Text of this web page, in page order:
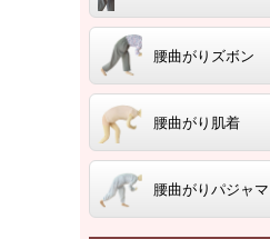
腰曲がりズボン
腰曲がり肌着
腰曲がりパジャマ